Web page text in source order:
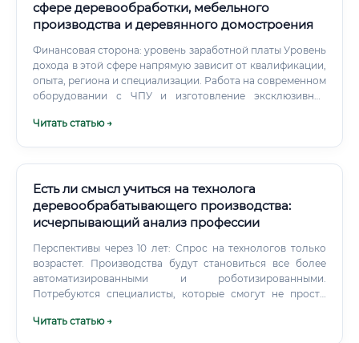
сфере деревообработки, мебельного
производства и деревянного домостроения
Финансовая сторона: уровень заработной платы Уровень
дохода в этой сфере напрямую зависит от квалификации,
опыта, региона и специализации. Работа на современном
оборудовании с ЧПУ и изготовление эксклюзивных
выполнение простых операций на поточном
Читать статью →
Есть ли смысл учиться на технолога
деревообрабатывающего производства:
исчерпывающий анализ профессии
Перспективы через 10 лет: Спрос на технологов только
возрастет. Производства будут становиться все более
автоматизированными и роботизированными.
Потребуются специалисты, которые смогут не просто
комплексами, интегрировать новое оборудование и
Читать статью →